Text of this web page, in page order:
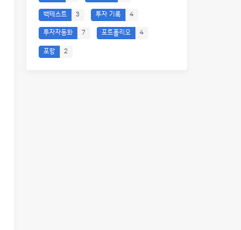
백테스트 3 투자 기록 4
투자자동화 7 포트폴리오 4
포항 2